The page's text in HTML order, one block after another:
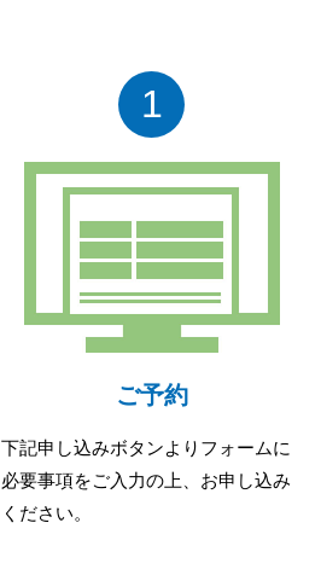
1
ご予約
下記申し込みボタンよりフォームに
必要事項をご入力の上、お申し込み
ください。